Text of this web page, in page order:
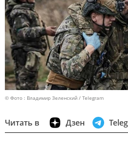
© Фото : Владимир Зеленский / Telegram
Читать в Дзен